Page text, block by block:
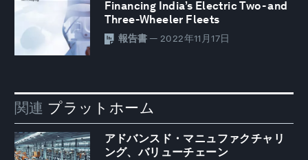
Financing India’s Electric Two- and
Three-Wheeler Fleets
報告書 — 2022年11月17日
関連 プラットホーム
アドバンスド・マニュファクチャリ
ング、バリューチェーン